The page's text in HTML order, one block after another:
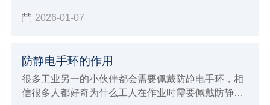
的就不太友好了，所以今天小辉来给大家分享一下怎
2026-01-07
防静电手环的作用
很多工业另一的小伙伴都会需要佩戴防静电手环，相
信很多人都好奇为什么工人在作业时需要佩戴防静电